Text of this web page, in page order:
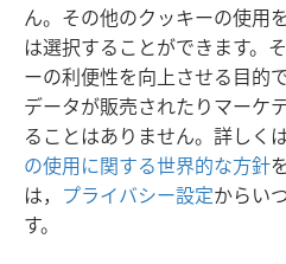
ん。その他のクッキーの使用
は選択することができます。
ーの利便性を向上させる目的
データが販売されたりマーケ
ることはありません。詳しくは
の使用に関する世界的な方針
は， プライバシー設定からい
す。